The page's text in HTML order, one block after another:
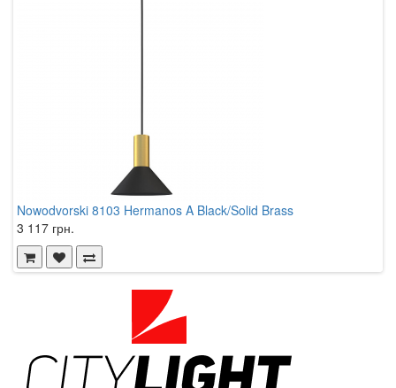
Nowodvorski 8103 Hermanos A Black/Solid Brass
3 117 грн.